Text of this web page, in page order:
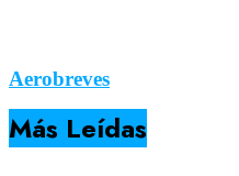
Aerobreves
Más Leídas